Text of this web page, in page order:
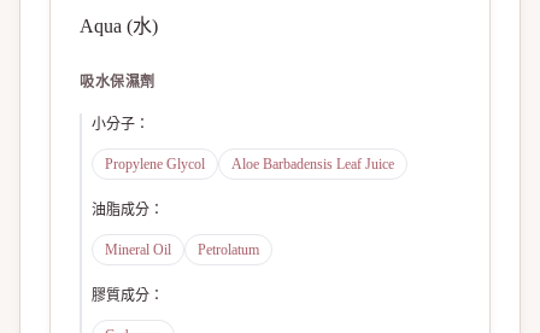
Aqua (水)
吸水保濕劑
小分子 ：
Propylene Glycol Aloe Barbadensis Leaf Juice
油脂成分 ：
Mineral Oil Petrolatum
膠質成分 ：